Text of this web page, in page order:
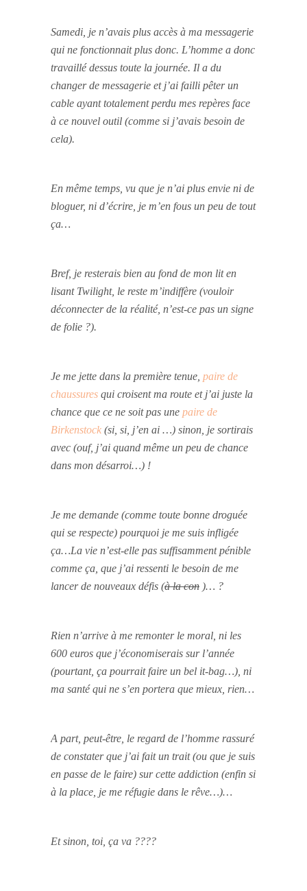
Samedi, je n’avais plus accès à ma messagerie
qui ne fonctionnait plus donc. L’homme a donc
travaillé dessus toute la journée. Il a du
changer de messagerie et j’ai failli pêter un
cable ayant totalement perdu mes repères face
à ce nouvel outil (comme si j’avais besoin de
cela).
En même temps, vu que je n’ai plus envie ni de
bloguer, ni d’écrire, je m’en fous un peu de tout
ça…
Bref, je resterais bien au fond de mon lit en
lisant Twilight, le reste m’indiffère (vouloir
déconnecter de la réalité, n’est-ce pas un signe
de folie ?).
Je me jette dans la première tenue, paire de
chaussures qui croisent ma route et j’ai juste la
chance que ce ne soit pas une paire de
Birkenstock (si, si, j’en ai …) sinon, je sortirais
avec (ouf, j’ai quand même un peu de chance
dans mon désarroi…) !
Je me demande (comme toute bonne droguée
qui se respecte) pourquoi je me suis infligée
ça…La vie n’est-elle pas suffisamment pénible
comme ça, que j’ai ressenti le besoin de me
lancer de nouveaux défis (à la con )… ?
Rien n’arrive à me remonter le moral, ni les
600 euros que j’économiserais sur l’année
(pourtant, ça pourrait faire un bel it-bag…), ni
ma santé qui ne s’en portera que mieux, rien…
A part, peut-être, le regard de l’homme rassuré
de constater que j’ai fait un trait (ou que je suis
en passe de le faire) sur cette addiction (enfin si
à la place, je me réfugie dans le rêve…)…
Et sinon, toi, ça va ????